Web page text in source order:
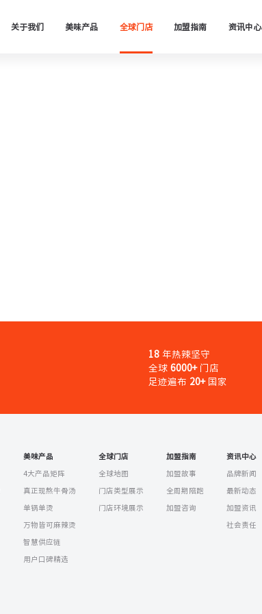
关于我们 美味产品 全球门店 加盟指南 资讯中心
18 年热辣坚守
全球6000+门店
足迹遍布 20+国家
美味产品
4大产品矩阵
真正现熬牛骨汤
单锅单烫
万物皆可麻辣烫
智慧供应链
用户口碑精选
全球门店
全球地图
门店类型展示
门店环境展示
加盟指南
加盟故事
全周期陪跑
加盟咨询
资讯中心
品牌新闻
最新动态
加盟资讯
社会责任